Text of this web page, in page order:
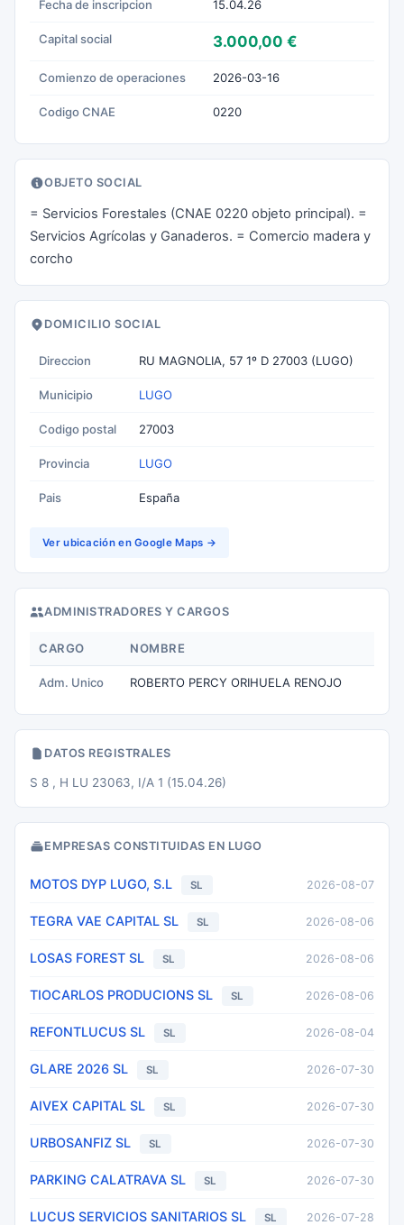
Fecha de inscripcion 15.04.26
Capital social 3.000,00 €
Comienzo de operaciones 2026-03-16
Codigo CNAE 0220
OBJETO SOCIAL
= Servicios Forestales (CNAE 0220 objeto principal). =
Servicios Agrícolas y Ganaderos. = Comercio madera y
corcho
DOMICILIO SOCIAL
Direccion RU MAGNOLIA, 57 1º D 27003 (LUGO)
Municipio LUGO
Codigo postal 27003
Provincia LUGO
Pais España
Ver ubicación en Google Maps →
ADMINISTRADORES Y CARGOS
CARGO NOMBRE
Adm. Unico ROBERTO PERCY ORIHUELA RENOJO
DATOS REGISTRALES
S 8 , H LU 23063, I/A 1 (15.04.26)
EMPRESAS CONSTITUIDAS EN LUGO
MOTOS DYP LUGO, S.L SL 2026-08-07
TEGRA VAE CAPITAL SL SL 2026-08-06
LOSAS FOREST SL SL 2026-08-06
TIOCARLOS PRODUCIONS SL SL 2026-08-06
REFONTLUCUS SL SL 2026-08-04
GLARE 2026 SL SL 2026-07-30
AIVEX CAPITAL SL SL 2026-07-30
URBOSANFIZ SL SL 2026-07-30
PARKING CALATRAVA SL SL 2026-07-30
LUCUS SERVICIOS SANITARIOS SL SL 2026-07-28